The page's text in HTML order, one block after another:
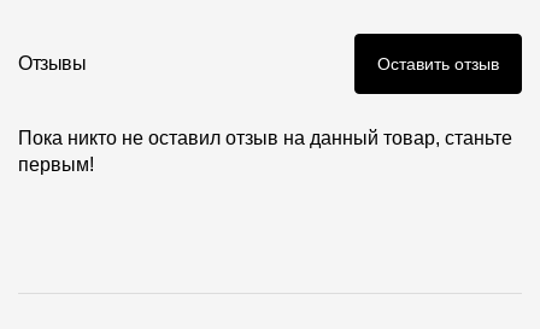
Адрес
Отзывы Оставить отзыв
Пока никто не оставил отзыв на данный товар, станьте
первым!